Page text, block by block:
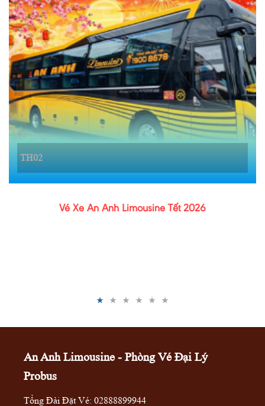
05
TH02
Vé Xe An Anh Limousine Tết 2026
An Anh Limousine - Phòng Vé Đại Lý
Probus
Tổng Đài Đặt Vé:02888899944